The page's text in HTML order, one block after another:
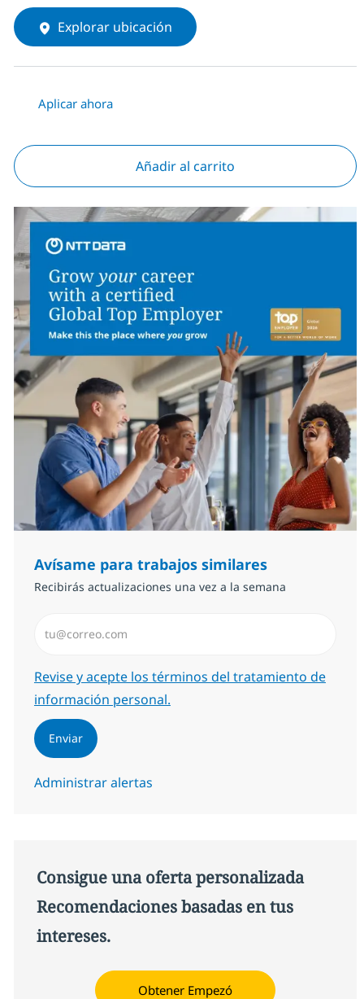
Explorar ubicación
Aplicar ahora
Añadir al carrito
Avísame para trabajos similares
Recibirás actualizaciones una vez a la semana
Required
Revise y acepte los términos del tratamiento de
información personal.
Enviar
Administrar alertas
Consigue una oferta personalizada
Recomendaciones basadas en tus
intereses.
Obtener Empezó